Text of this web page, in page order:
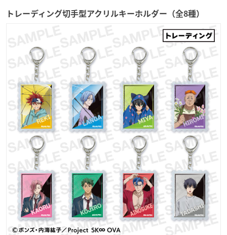
トレーディング切手型アクリルキーホルダー（全8種）